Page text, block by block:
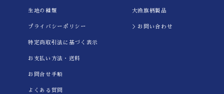
生地の種類
プライバシーポリシー
特定商取引法に基づく表示
お支払い方法・送料
お問合せ手順
よくある質問
大漁旗柄製品
＞お問い合わせ